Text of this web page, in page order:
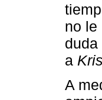
no le
a
A